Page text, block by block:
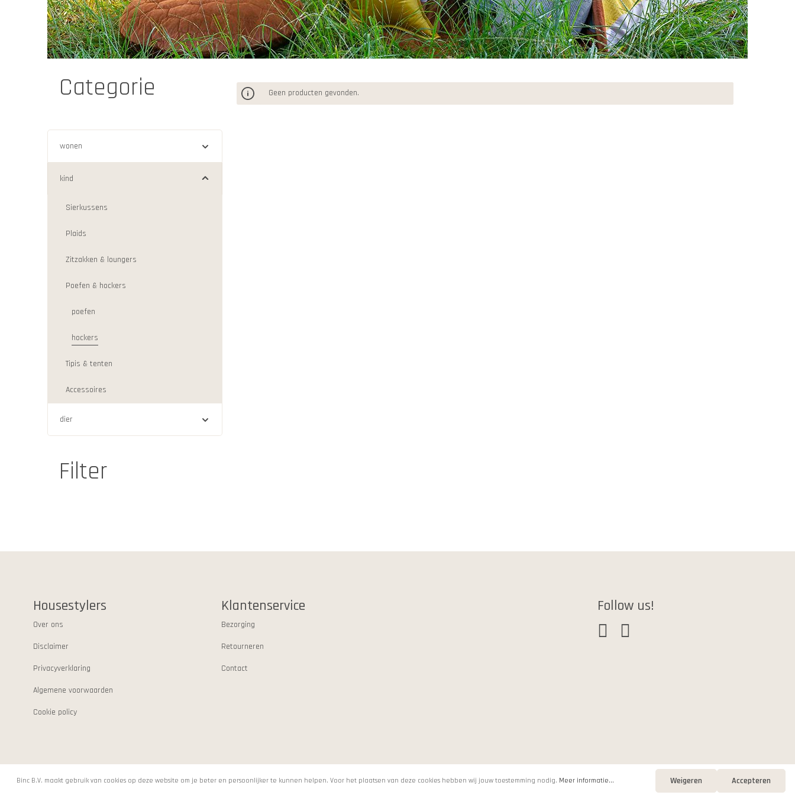
Categorie
wonen
kind
Sierkussens
Plaids
Zitzakken & loungers
Poefen & hockers
poefen
hockers
Tipis & tenten
Accessoires
dier
Filter
Geen producten gevonden.
Housestylers
Over ons
Disclaimer
Privacyverklaring
Algemene voorwaarden
Cookie policy
Klantenservice
Bezorging
Retourneren
Contact
Follow us!
© 2021
Binc B.V. maakt gebruik van cookies op deze website om je beter en persoonlijker te kunnen helpen. Voor het plaatsen van deze cookies hebben wij jouw toestemming nodig. Meer informatie... Weigeren Accepteren